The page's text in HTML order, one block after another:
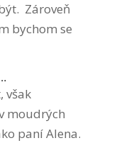
Zároveň
bychom se
však
moudrých
paní Alena.